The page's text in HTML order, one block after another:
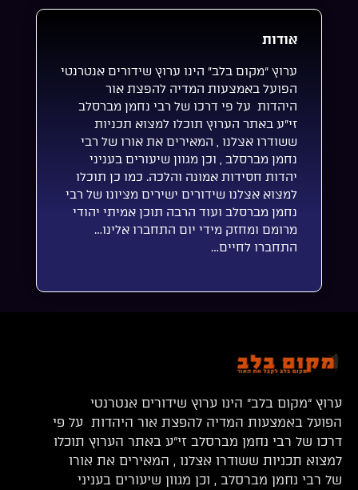
אודות
ערוץ “מקום בלב” הינו ערוץ שידורים אנטרנטי
הפועל באמצעות המדיה להפצת אור
היהדות על פי דרכו של רבי נחמן מברסלב
זי”ע באתר הערוץ תוכלו למצוא תכניות
ששודרו אצלנו , המאירים את אורו של רבי
נחמן מברסלב , וכן מגוון שיעורים בעניני
יהדות חסידות אמונה והלכה. כמו כן תוכלו
למצוא אצלנו שידורים ישירים מציונו של רבי
נחמן מברסלב ועוד הרבה תוכן אמיתי יהודי
מרומם ומחזק מידי יום התחברו אלינו…
התחברו לחיים…
ערוץ “מקום בלב” הינו ערוץ שידורים אנטרנטי
הפועל באמצעות המדיה להפצת אור היהדות על פי
דרכו של רבי נחמן מברסלב זי”ע באתר הערוץ תוכלו
למצוא תכניות ששודרו אצלנו , המאירים את אורו
של רבי נחמן מברסלב , וכן מגוון שיעורים בעניני